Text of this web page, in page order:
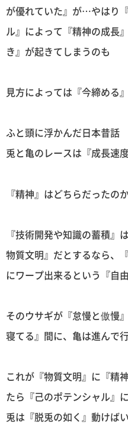
が優れていた』が…やはり
ル』によって『精神の成長
き』が起きてしまうのも
見方によっては『今締める
ふと頭に浮かんだ日本昔話
兎と亀のレースは『成長速
『精神』はどちらだったの
『技術開発や知識の蓄積』
物質文明』だとするなら、
にワープ出来るという『自
そのウサギが『怠慢と傲慢
寝てる』間に、亀は進んで
これが『物質文明』に『精
たら『己のポテンシャル』
兎は『脱兎の如く』動けば